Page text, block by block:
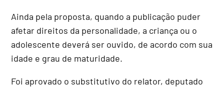
Ainda pela proposta, quando a publicação puder
afetar direitos da personalidade, a criança ou o
adolescente deverá ser ouvido, de acordo com sua
idade e grau de maturidade.
Foi aprovado o substitutivo do relator, deputado